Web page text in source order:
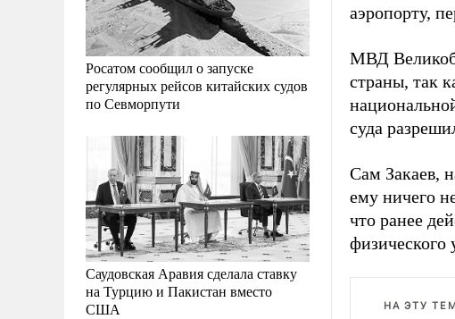
Росатом сообщил о запуске
регулярных рейсов китайских судов
по Севморпути
Саудовская Аравия сделала ставку
на Турцию и Пакистан вместо
США
аэропорту,
МВД
страны, так
суда
Сам Закаев,
ему ничего
что ранее
физического
НА ЭТУ